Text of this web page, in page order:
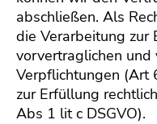
abschließen. Als
die Verarbeitung zur
vorvertraglichen und
Verpflichtungen (Art
zur Erfüllung
Abs 1 lit c DSGVO).